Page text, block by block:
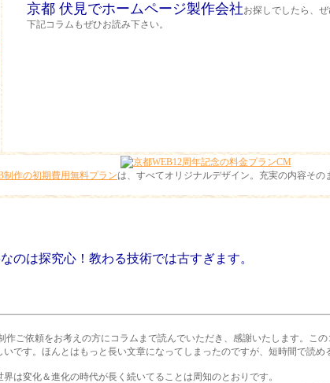
京都 伏見でホームページ製作会社お探しでしたら、
下記コラムもぜひお読み下さい。
制作の初期費用無料プランは、すべてオリジナルデザイン。充実の内容その
のは探究心！教わる技術では古すぎます。
作ご依頼をお考えの方にコラムまで読んでいただき、感謝いたします。こ
です。ほんとはもっと長い文章になってしまったのですが、短時間で読め
は変化＆進化の時代が長く続いてることは周知のとおりです。